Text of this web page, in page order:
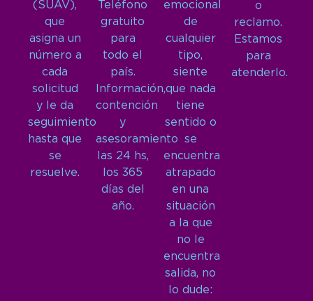
(SUAV),
que
asigna un
número a
cada
solicitud
y le da
seguimiento
hasta que
se
resuelve.
Teléfono
gratuito
para
todo el
país.
Información,
contención
y
asesoramiento
las 24 hs,
los 365
días del
año.
emocional
de
cualquier
tipo,
siente
que nada
tiene
sentido o
se
encuentra
atrapado
en una
situación
a la que
no le
encuentra
salida, no
lo dude:
o
reclamo.
Estamos
para
atenderlo.